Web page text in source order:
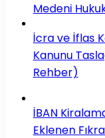
Medeni
İcra ve İflas
Kanunu
Rehber)
İBAN
Eklenen